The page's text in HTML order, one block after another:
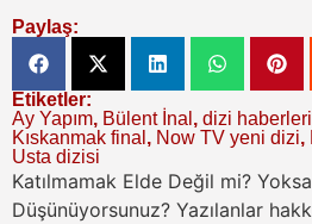
Paylaş:
Etiketler:
Ay Yapım, Bülent İnal , dizi
Kıskanmak final , Now TV yeni dizi,
Usta dizisi
Katılmamak Elde Değil mi? Yoksa
Düşünüyorsunuz? Yazılanlar